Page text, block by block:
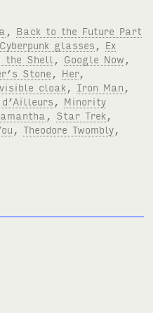
Back to the Future Part
Cyberpunk glasses
Ex
the Shell Google Now
Stone
Her,
cloak Iron Man
Minority
Star Trek
,Theodore Twombly